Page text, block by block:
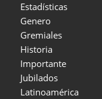
Estadísticas
Genero
Gremiales
Historia
Importante
Jubilados
Latinoamérica